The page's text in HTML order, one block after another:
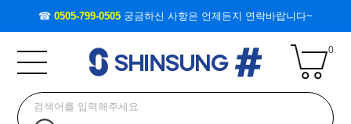
☎ 0505-799-0505 궁금하신 사항은 언제든지 연락바랍니다~
0